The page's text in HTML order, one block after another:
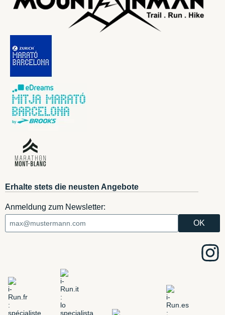
Erhalte stets die neusten Angebote
Anmeldung zum Newsletter: